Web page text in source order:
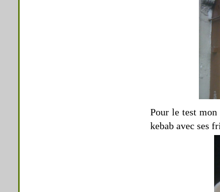
Pour le test
kebab avec ses